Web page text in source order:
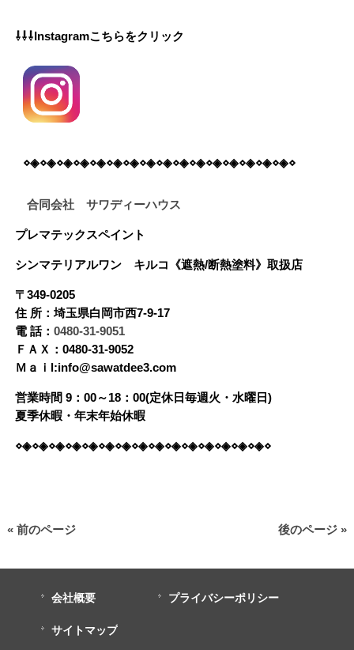
⇩⇩⇩Instagramこちらをクリック
⋄◈⋄◈⋄◈⋄◈⋄◈⋄◈⋄◈⋄◈⋄◈⋄◈⋄◈⋄◈⋄◈⋄◈⋄◈⋄◈⋄
合同会社 サワディーハウス
プレマテックスペイント
シンマテリアルワン キルコ《遮熱/断熱塗料》 取扱店
〒349-0205
住 所：埼玉県白岡市西7-9-17
電 話： 0480-31-9051
ＦＡＸ：0480-31-9052
Ｍａｉl:info@sawatdee3.com
営業時間 9：00～18：00(定休日毎週火・水曜日)
夏季休暇・年末年始休暇
⋄◈⋄◈⋄◈⋄◈⋄◈⋄◈⋄◈⋄◈⋄◈⋄◈⋄◈⋄◈⋄◈⋄◈⋄◈⋄
« 前のページ 後のページ »
会社概要 プライバシーポリシー
サイトマップ